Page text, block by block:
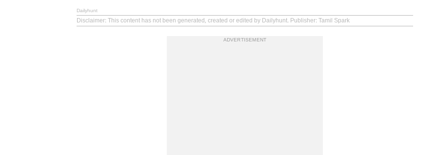
Dailyhunt
Disclaimer: This content has not been generated, created or edited by Dailyhunt. Publisher: Tamil Spark
ADVERTISEMENT